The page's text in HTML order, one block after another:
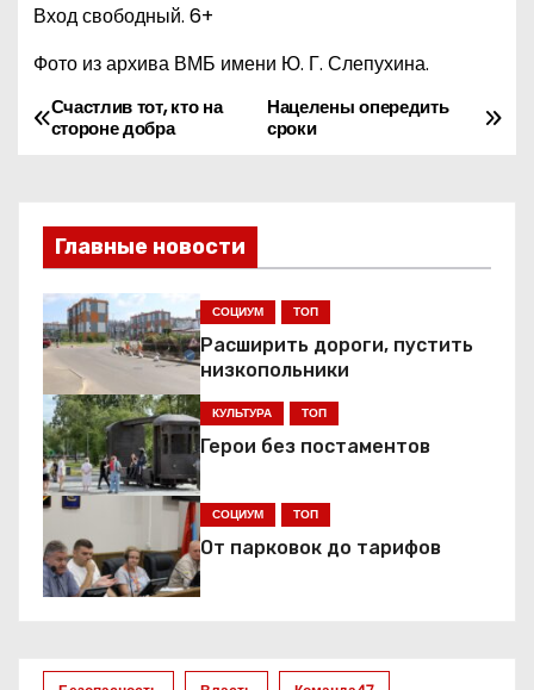
Вход свободный. 6+
Фото из архива ВМБ имени Ю. Г. Слепухина.
Н
в
и
г
а
ц
и
я
п
з
Нацелены опередить
сроки
Счастлив тот, кто на
стороне добра
Главные новости
СОЦИУМ ТОП
Расширить дороги, пустить
низкопольники
КУЛЬТУРА ТОП
Герои без постаментов
СОЦИУМ ТОП
От парковок до тарифов